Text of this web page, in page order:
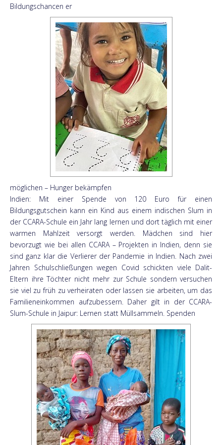
Bildungschancen er
möglichen – Hunger bekämpfen
Indien: Mit einer Spende von 120 Euro für einen
Bildungsgutschein kann ein Kind aus einem indischen Slum in
der CCARA-Schule ein Jahr lang lernen und dort täglich mit einer
warmen Mahlzeit versorgt werden. Mädchen sind hier
bevorzugt wie bei allen CCARA – Projekten in Indien, denn sie
sind ganz klar die Verlierer der Pandemie in Indien. Nach zwei
Jahren Schulschließungen wegen Covid schickten viele Dalit-
Eltern ihre Töchter nicht mehr zur Schule sondern versuchen
sie viel zu früh zu verheiraten oder lassen sie arbeiten, um das
Familieneinkommen aufzubessern. Daher gilt in der CCARA-
Slum-Schule in Jaipur: Lernen statt Müllsammeln. Spenden